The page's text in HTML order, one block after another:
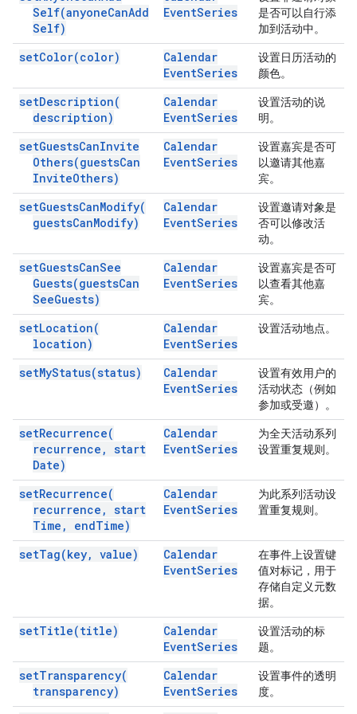
Self(anyoneCanAdd
Self)
EventSeries
是否可以自行添
加到活动中。
setColor(color)
Calendar
EventSeries
设置日历活动的
颜色。
setDescription(
description)
Calendar
EventSeries
设置活动的说
明。
setGuestsCanInvite
Others(guestsCan
InviteOthers)
Calendar
EventSeries
设置嘉宾是否可
以邀请其他嘉
宾。
setGuestsCanModify(
guestsCanModify)
Calendar
EventSeries
设置邀请对象是
否可以修改活
动。
setGuestsCanSee
Guests(guestsCan
SeeGuests)
Calendar
EventSeries
设置嘉宾是否可
以查看其他嘉
宾。
setLocation(
location)
Calendar
EventSeries
设置活动地点。
setMyStatus(status)
Calendar
EventSeries
设置有效用户的
活动状态（例如
参加或受邀）。
setRecurrence(
recurrence , start
Date)
Calendar
EventSeries
为全天活动系列
设置重复规则。
setRecurrence(
recurrence , start
Time , endTime)
Calendar
EventSeries
为此系列活动设
置重复规则。
setTag(key, value)
Calendar
EventSeries
在事件上设置键
值对标记，用于
存储自定义元数
据。
setTitle(title)
Calendar
EventSeries
设置活动的标
题。
setTransparency(
transparency)
Calendar
EventSeries
设置事件的透明
度。